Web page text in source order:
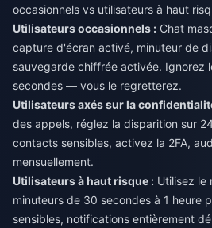
occasionnels vs utilisateurs à haut
Utilisateurs occasionnels : Chat
capture d'écran activé, minuteur de
sauvegarde chiffrée activée. Ignorez
secondes — vous le regretterez.
Utilisateurs axés sur la
des appels, réglez la disparition sur
contacts sensibles, activez la 2FA,
mensuellement.
Utilisateurs à haut risque : Utilisez le
minuteurs de 30 secondes à 1 heure
sensibles, notifications entièrement